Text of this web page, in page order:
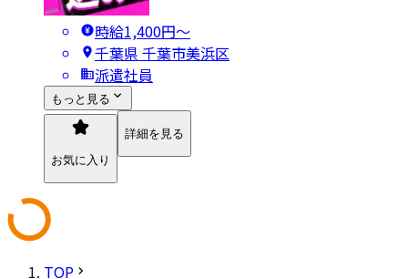
時給1,400円〜
千葉県 千葉市美浜区
派遣社員
もっと見る
お気に入り
詳細を見る
TOP